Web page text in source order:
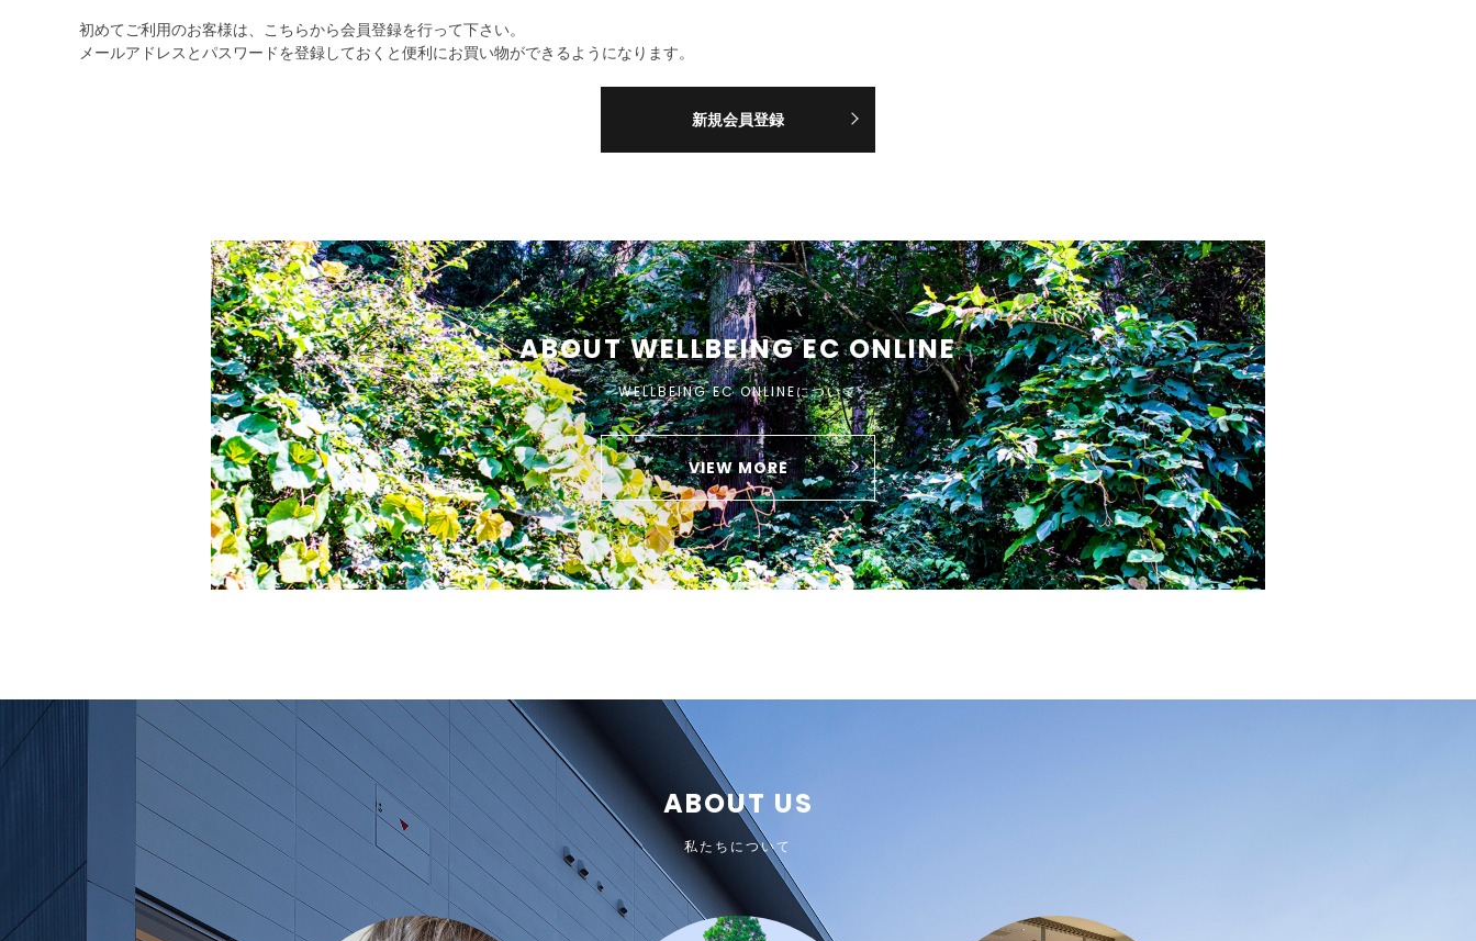
初めてご利用のお客様は、こちらから会員登録を行って下さい。
メールアドレスとパスワードを登録しておくと便利にお買い物ができるようになります。
ABOUT WELLBEING EC ONLINE
WELLBEING EC ONLINEについて
VIEW MORE
ABOUT US
私たちについて